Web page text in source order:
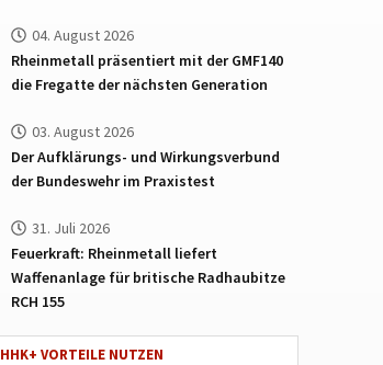
04. August 2026
Rheinmetall präsentiert mit der GMF140
die Fregatte der nächsten Generation
03. August 2026
Der Aufklärungs- und Wirkungsverbund
der Bundeswehr im Praxistest
31. Juli 2026
Feuerkraft: Rheinmetall liefert
Waffenanlage für britische Radhaubitze
RCH 155
HHK+ VORTEILE NUTZEN